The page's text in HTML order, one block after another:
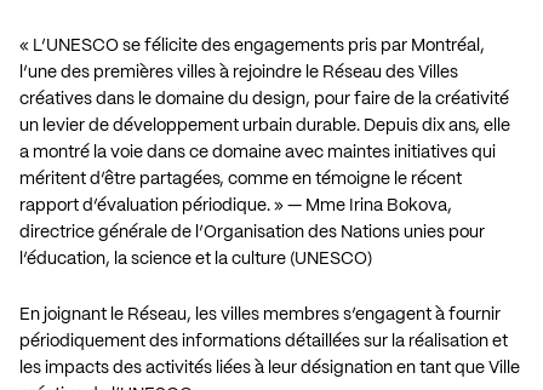
« L’UNESCO se félicite des engagements pris par Montréal,
l’une des premières villes à rejoindre le Réseau des Villes
créatives dans le domaine du design, pour faire de la créativité
un levier de développement urbain durable. Depuis dix ans, elle
a montré la voie dans ce domaine avec maintes initiatives qui
méritent d’être partagées, comme en témoigne le récent
rapport d’évaluation périodique. » — Mme Irina Bokova,
directrice générale de l’Organisation des Nations unies pour
l’éducation, la science et la culture (UNESCO)
En joignant le Réseau, les villes membres s’engagent à fournir
périodiquement des informations détaillées sur la réalisation et
les impacts des activités liées à leur désignation en tant que Ville